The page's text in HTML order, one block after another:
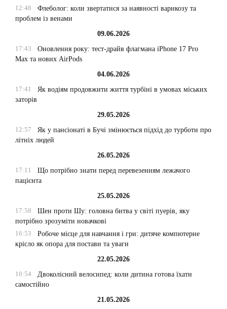
12:48
Флеболог: коли звертатися за наявності варикозу та
проблем із венами
09.06.2026
17:43
Оновлення року: тест-драйв флагмана iPhone 17 Pro
Max та нових AirPods
04.06.2026
17:41
Як водіям продовжити життя турбіні в умовах міських
заторів
29.05.2026
12:57
Як у пансіонаті в Бучі змінюється підхід до турботи про
літніх людей
26.05.2026
17:11
Що потрібно знати перед перевезенням лежачого
пацієнта
25.05.2026
17:58
Шен проти Шу: головна битва у світі пуерів, яку
потрібно зрозуміти новачкові
16:53
Робоче місце для навчання і гри: дитяче компютерне
крісло як опора для постави та уваги
22.05.2026
10:54
Двоколісний велосипед: коли дитина готова їхати
самостійно
21.05.2026